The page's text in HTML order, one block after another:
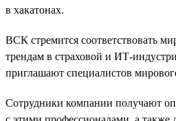
в хакатонах.
ВСК стремится соответствовать
трендам в страховой и ИТ-
приглашают специалистов
Сотрудники компании получают